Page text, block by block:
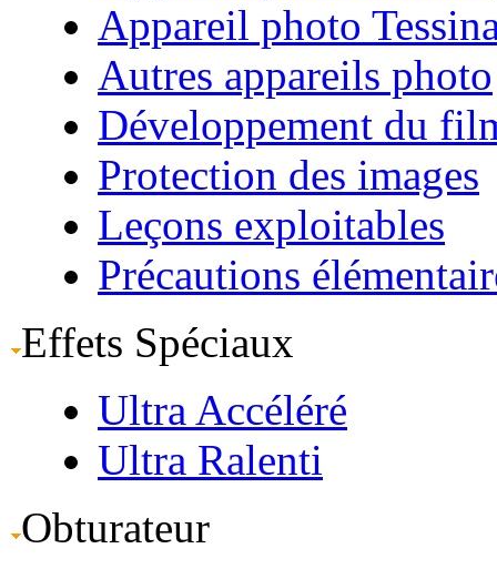
Appareil photo
Autres appareils photo
Développement du
Protection des images
Leçons exploitables
Précautions
Effets Spéciaux
Ultra Accéléré
Ultra Ralenti
Obturateur